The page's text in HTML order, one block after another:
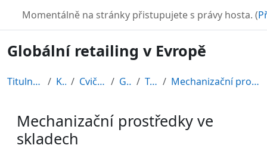
TURBO
Momentálně na stránky přistupujete s právy hosta. (
Globální retailing v Evropě
Titulní stránka Kurzy Cvičné kurzy GRE08 Topic 9 Mechanizační prostředky ve skladech
Mechanizační prostředky ve
skladech